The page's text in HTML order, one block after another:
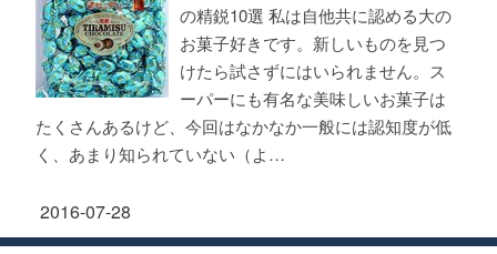
の精鋭10選 私は自他共に認める大の
お菓子好きです。新しいものを見つ
けたら試さずにはいられません。ス
ーパーにも有名な美味しいお菓子は
たくさんあるけど、今回はなかなか一般には認知度が低
く、あまり知られていない（よ…
2016-07-28